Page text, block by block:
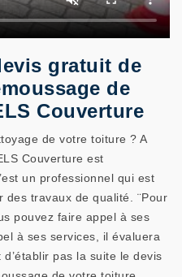
gratuit de
de
Couverture
de votre toiture ? A
Couverture est
un professionnel qui est
travaux de qualité. ¨Pour
pouvez faire appel à ses
à ses services, il évaluera
pas la suite le devis